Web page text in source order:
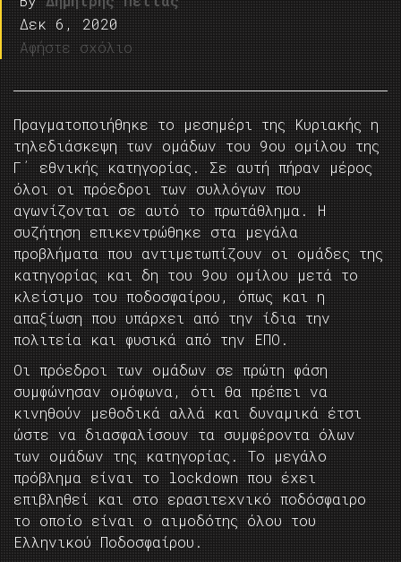
Δεκ 6, 2020
Αφήστε σχόλιο
Πραγματοποιήθηκε το μεσημέρι της Κυριακής η
τηλεδιάσκεψη των ομάδων του 9ου ομίλου της
Γ΄ εθνικής κατηγορίας. Σε αυτή πήραν μέρος
όλοι οι πρόεδροι των συλλόγων που
αγωνίζονται σε αυτό το πρωτάθλημα. Η
συζήτηση επικεντρώθηκε στα μεγάλα
προβλήματα που αντιμετωπίζουν οι ομάδες της
κατηγορίας και δη του 9ου ομίλου μετά το
κλείσιμο του ποδοσφαίρου, όπως και η
απαξίωση που υπάρχει από την ίδια την
πολιτεία και φυσικά από την ΕΠΟ.
Οι πρόεδροι των ομάδων σε πρώτη φάση
συμφώνησαν ομόφωνα, ότι θα πρέπει να
κινηθούν μεθοδικά αλλά και δυναμικά έτσι
ώστε να διασφαλίσουν τα συμφέροντα όλων
των ομάδων της κατηγορίας. Το μεγάλο
πρόβλημα είναι το lockdown που έχει
επιβληθεί και στο ερασιτεχνικό ποδόσφαιρο
το οποίο είναι ο αιμοδότης όλου του
Ελληνικού Ποδοσφαίρου.